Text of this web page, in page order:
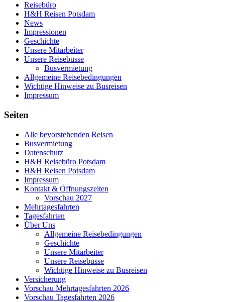
Reisebüro
H&H Reisen Potsdam
News
Impressionen
Geschichte
Unsere Mitarbeiter
Unsere Reisebusse
Busvermietung
Allgemeine Reisebedingungen
Wichtige Hinweise zu Busreisen
Impressum
Seiten
Alle bevorstehenden Reisen
Busvermietung
Datenschutz
H&H Reisebüro Potsdam
H&H Reisen Potsdam
Impressum
Kontakt & Öffnungszeiten
Vorschau 2027
Mehrtagesfahrten
Tagesfahrten
Über Uns
Allgemeine Reisebedingungen
Geschichte
Unsere Mitarbeiter
Unsere Reisebusse
Wichtige Hinweise zu Busreisen
Versicherung
Vorschau Mehrtagesfahrten 2026
Vorschau Tagesfahrten 2026